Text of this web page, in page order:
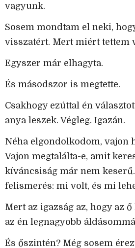
vagyunk.
Sosem mondtam el neki,
visszatért. Mert miért tettem
Egyszer már elhagyta.
És másodszor is megtette.
Csakhogy ezúttal én
anya leszek. Végleg. Igazán.
Néha elgondolkodom, vajon
Vajon megtalálta-e, amit
kíváncsiság már nem
felismerés: mi volt, és mi
Mert az igazság az, hogy az
az én legnagyobb
És őszintén? Még sosem